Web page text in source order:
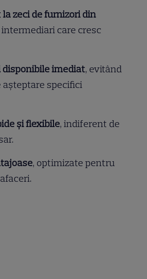
zeci de furnizori din
intermediari care cresc
disponibile imediat, evitând
specifici
și flexibile, indiferent de
, optimizate pentru